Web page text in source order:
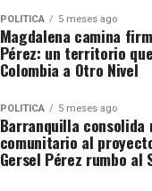
POLÍTICA 5 meses ago
Magdalena camina
Pérez: un territorio
Colombia a Otro Nivel
POLÍTICA 5 meses ago
Barranquilla consolida
comunitario al
Gersel Pérez rumbo al